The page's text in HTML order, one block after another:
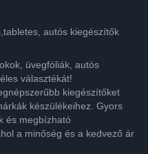
autós kiegészítők
üvegfóliák, autós
választékát!
kiegészítőket
készülékeihez. Gyors
és megbízható
a minőség és a kedvező ár